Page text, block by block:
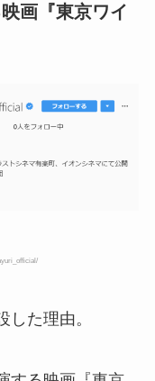
画『東京ワイ
た理由。